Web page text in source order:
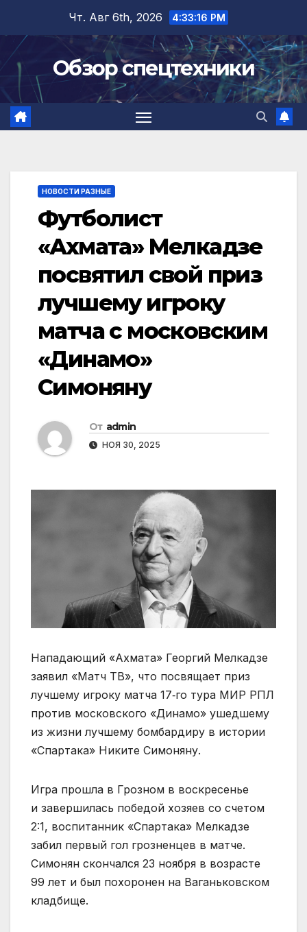
содержимому
Чт. Авг 6th, 2026 4:33:17 PM
Обзор спецтехники
НОВОСТИ РАЗНЫЕ
Футболист
«Ахмата» Мелкадзе
посвятил свой приз
лучшему игроку
матча с московским
«Динамо»
Симоняну
От admin
НОЯ 30, 2025
Нападающий «Ахмата» Георгий Мелкадзе
заявил «Матч ТВ», что посвящает приз
лучшему игроку матча 17‑го тура МИР РПЛ
против московского «Динамо» ушедшему
из жизни лучшему бомбардиру в истории
«Спартака» Никите Симоняну.
Игра прошла в Грозном в воскресенье
и завершилась победой хозяев со счетом
2:1, воспитанник «Спартака» Мелкадзе
забил первый гол грозненцев в матче.
Симонян скончался 23 ноября в возрасте
99 лет и был похоронен на Ваганьковском
кладбище.